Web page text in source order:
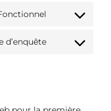
FONTS
SERVICE
CONSENT
SERVICE
d’enquête
CONSENT